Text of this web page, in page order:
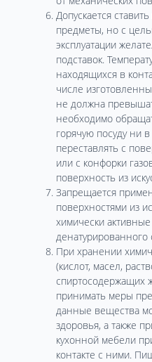
Допускается
предметы, но с
эксплуатации
подставок.
находящихся в
числе
не должна
необходимо
горячую посуду ни
переставлять с
или с конфорки
поверхность из
Запрещается
поверхностями из
химически
денатурированного
При хранении
(кислот, масел,
спиртосодержащих
принимать меры
данные вещества
здоровья, а также
кухонной мебели
контакте с ними.